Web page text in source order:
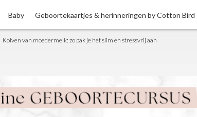
Baby Geboortekaartjes & herinneringen by Cotton Bird
Kolven van moedermelk: zo pak je het slim en stressvrij aan